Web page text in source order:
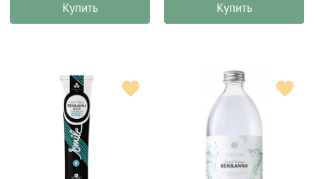
Купить Купить